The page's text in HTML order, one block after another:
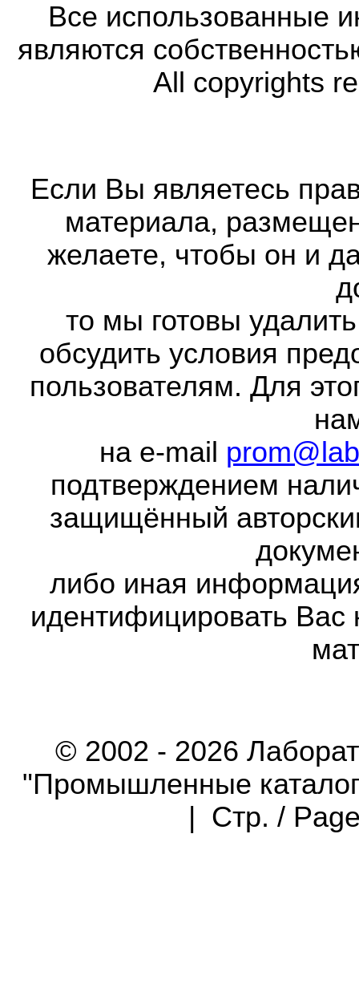
Все использованные
являются
All copyrights
Если Вы являетесь
материала,
желаете, чтобы он и
то мы готовы
обсудить условия
пользователям. Для
на e-mail
подтверждением
защищённый
либо иная
идентифицировать Вас
© 2002 - 2026
"Промышленные
| Стр. /